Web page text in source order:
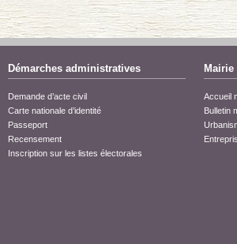
Démarches administratives
Demande d’acte civil
Carte nationale d’identité
Passeport
Recensement
Inscription sur les listes électorales
Mairie
Accueil
Bulletin